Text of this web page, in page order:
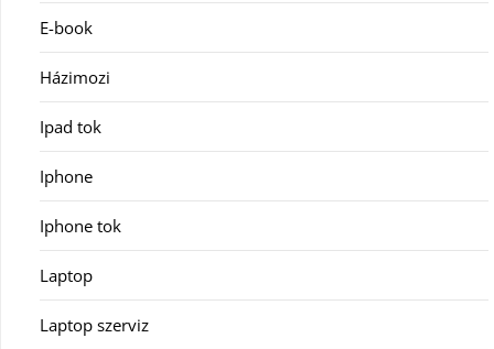
E-book
Házimozi
Ipad tok
Iphone
Iphone tok
Laptop
Laptop szerviz